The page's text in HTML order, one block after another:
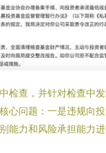
检查，并针对检查中
心问题：一是违规向
能力和风险承担能力